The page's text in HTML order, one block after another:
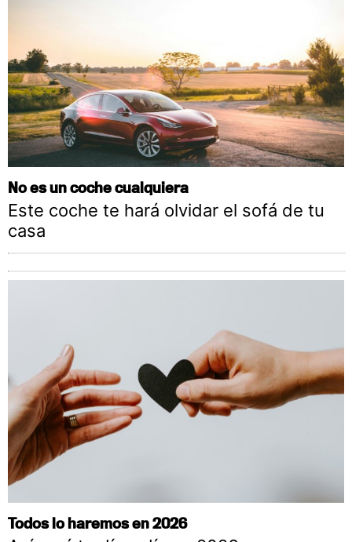
No es un coche cualquiera
Este coche te hará olvidar el sofá de tu
casa
Todos lo haremos en 2026